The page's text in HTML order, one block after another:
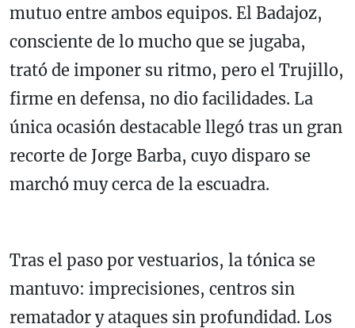
mutuo entre ambos equipos. El Badajoz,
consciente de lo mucho que se jugaba,
trató de imponer su ritmo, pero el Trujillo,
firme en defensa, no dio facilidades. La
única ocasión destacable llegó tras un gran
recorte de Jorge Barba, cuyo disparo se
marchó muy cerca de la escuadra.
Tras el paso por vestuarios, la tónica se
mantuvo: imprecisiones, centros sin
rematador y ataques sin profundidad. Los